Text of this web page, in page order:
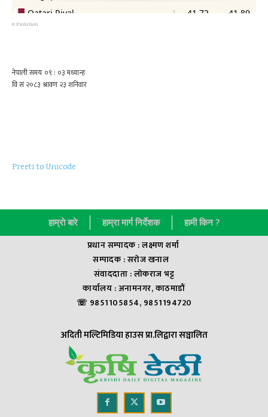
© Psolution
Preeti to Unicode
हाम्राे बारे हाम्रा मार्ग निर्देशक हामी किन ?
प्रधान सम्पादक : लक्ष्मण शर्मा
सम्पादक : सराेज खनाल
संवाददाता : लाेकराज भट्ट
कार्यालय : अनामनगर, काठमाडौं
☏ 9851105854, 9851194720
अदिती मल्टिमिडिया हाउस प्रा.लिद्वारा सञ्चालित